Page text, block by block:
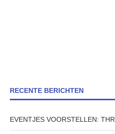
RECENTE BERICHTEN
EVENTJES VOORSTELLEN: